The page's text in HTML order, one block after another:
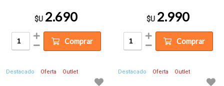
$U 2.690
Comprar
$U 2.990
Comprar
Destacado Oferta Outlet Destacado Oferta Outlet